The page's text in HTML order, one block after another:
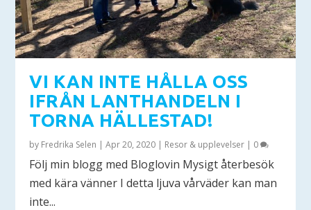
VI KAN INTE HÅLLA OSS
IFRÅN LANTHANDELN I
TORNA HÄLLESTAD!
by Fredrika Selen |Apr 20, 2020 | Resor & upplevelser | 0
Följ min blogg med Bloglovin Mysigt återbesök
med kära vänner I detta ljuva vårväder kan man
inte...